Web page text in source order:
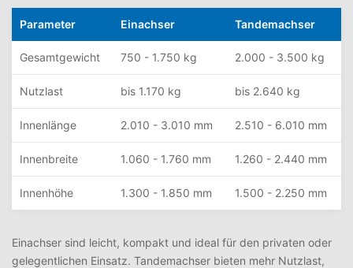
Parameter Einachser Tandemachser
Gesamtgewicht 750 - 1.750 kg 2.000 - 3.500 kg
Nutzlast bis 1.170 kg bis 2.640 kg
Innenlänge 2.010 - 3.010 mm 2.510 - 6.010 mm
Innenbreite 1.060 - 1.760 mm 1.260 - 2.440 mm
Innenhöhe 1.300 - 1.850 mm 1.500 - 2.250 mm
Einachser sind leicht, kompakt und ideal für den privaten oder
gelegentlichen Einsatz. Tandemachser bieten mehr Nutzlast,